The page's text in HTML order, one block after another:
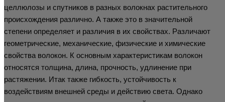
целлюлозы и спутников в разных волокнах растительного
происхождения различно. А также это в значительной
степени определяет и различия в их свойствах. Различают
геометрические, механические, физические и химические
свойства волокон. К основным характеристикам волокон
относятся толщина, длина, прочность, удлинение при
растяжении. Итак также гибкость, устойчивость к
воздействиям внешней среды и действию света. Однако